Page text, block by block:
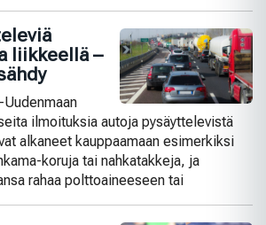
liikkeellä –
Uudenmaan
ilmoituksia autoja pysäyttelevistä
alkaneet kauppaamaan esimerkiksi
koruja tai nahkatakkeja, ja
rahaa polttoaineeseen tai